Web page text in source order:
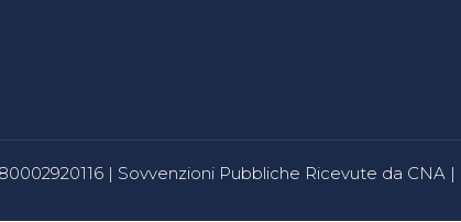
| Sovvenzioni Pubbliche Ricevute da CNA |